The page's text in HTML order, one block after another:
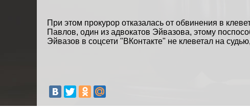
При этом прокурор отказалась от обвинения в
Павлов, один из адвокатов Эйвазова, этому
Эйвазов в соцсети "ВКонтакте" не клеветал на